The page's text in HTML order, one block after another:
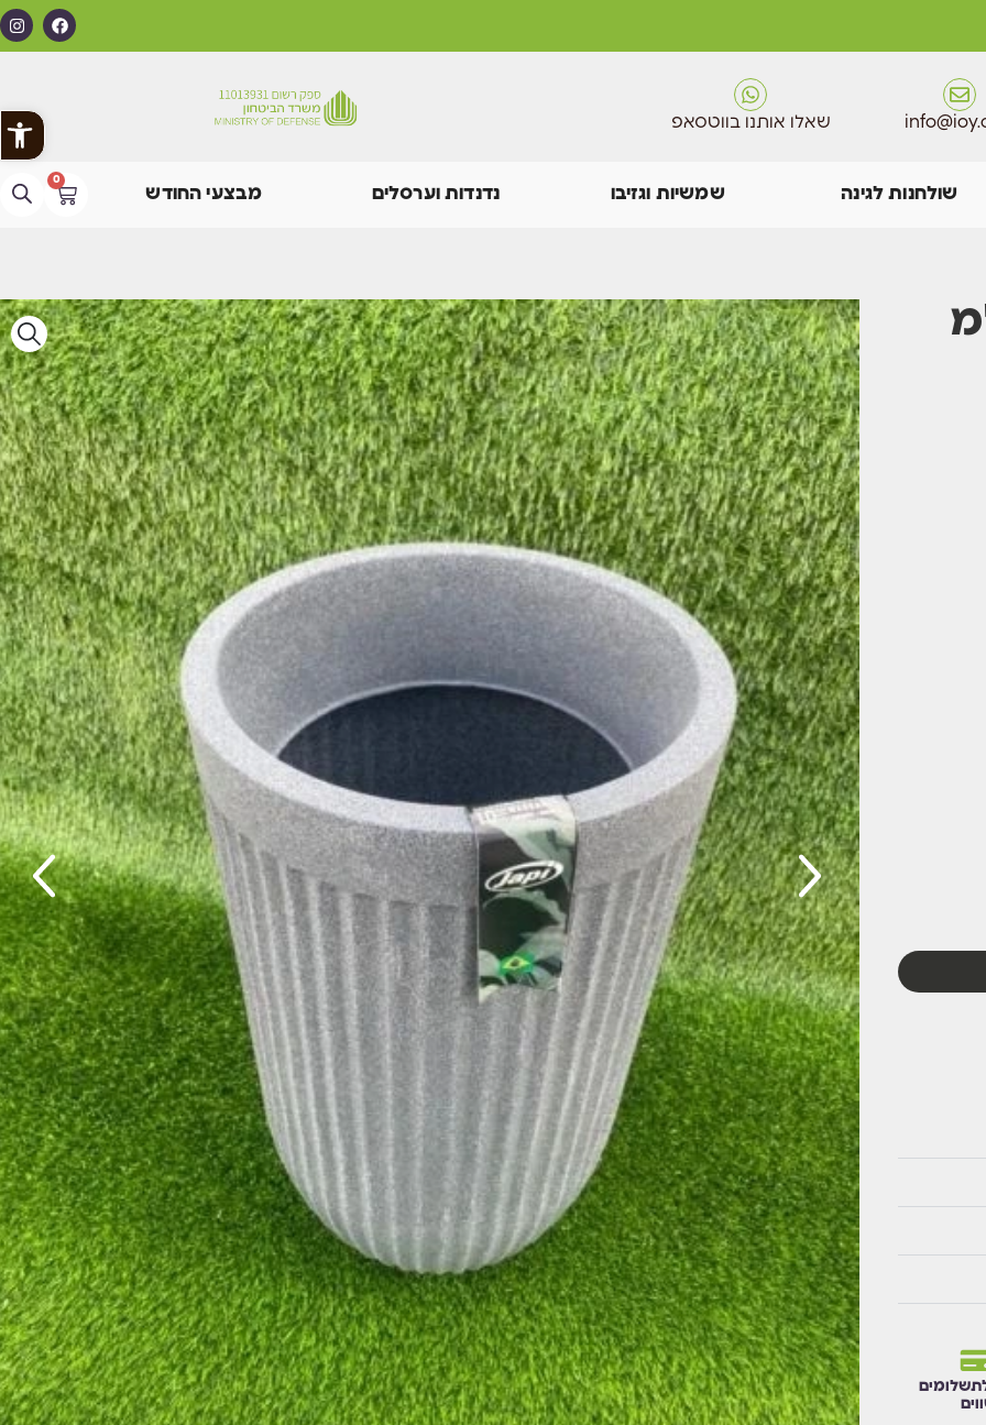
שאלו אותנו בווטסאפ
שולחנות לגינה שמשיות וגזיבו נדנדות וערסלים מבצעי החודש
0
62ס"מ